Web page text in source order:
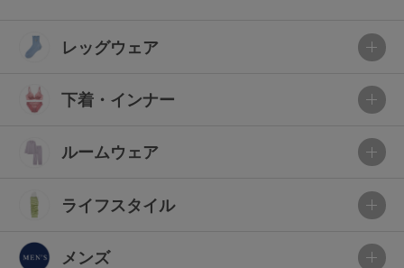
レッグウェア
下着・インナー
ルームウェア
ライフスタイル
メンズ